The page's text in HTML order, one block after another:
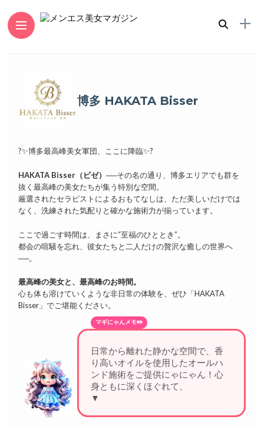
博多 HAKATA Bisser
?✨博多最高峰美女軍団、ここに降臨✨?
HAKATA Bisser（ビゼ）──その名の通り、博多エリアでも群を
抜く最高峰の美女たちが集う特別な空間。
厳選されたセラピストによるおもてなしは、ただ美しいだけでは
なく、洗練された気配りと確かな施術力が揃っています。
ここで過ごす時間は、まさに“至福のひととき”。
都会の喧騒を忘れ、彼女たちと二人だけの贅沢な癒しの世界へ
──。
最高峰の美女と、最高峰のお時間。
心も体も溶けていくような非日常の体験を、ぜひ「HAKATA
Bisser」でご堪能ください。
マギにゃんメモ✏️
日常から離れた静かな空間で、香
り高いオイルを使用したオールハ
ンド施術をご提供にゃにゃん！心
身ともに深くほぐれて、リセット
▼